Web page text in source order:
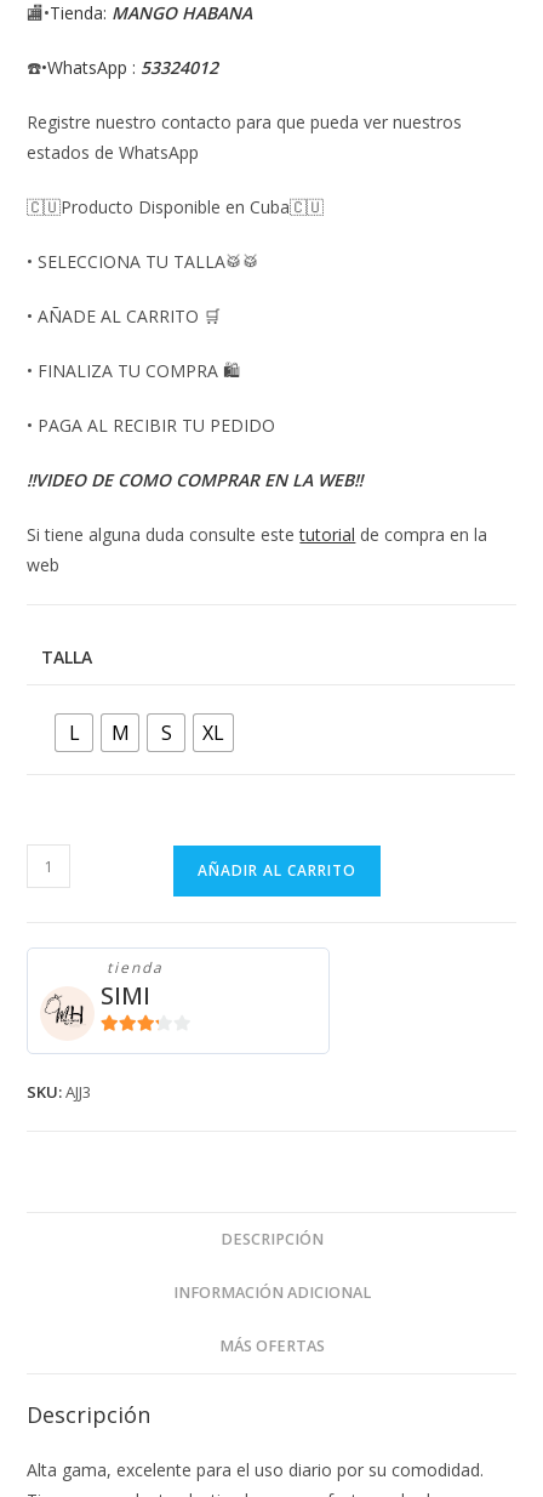
🏬•Tienda: MANGO HABANA
☎️•WhatsApp : 53324012
Registre nuestro contacto para que pueda ver nuestros
estados de WhatsApp
🇨🇺Producto Disponible en Cuba🇨🇺
• SELECCIONA TU TALLA🥁🥁
• AÑADE AL CARRITO 🛒
• FINALIZA TU COMPRA 🛍
• PAGA AL RECIBIR TU PEDIDO
‼️VIDEO DE COMO COMPRAR EN LA WEB‼️
Si tiene alguna duda consulte estetutorial de compra en la
web
TALLA
L M S XL
CONJUNTO
BLANCO
DIAMANTES
cantidad
AÑADIR AL CARRITO
tienda
SIMI
SKU:AJJ3
DESCRIPCIÓN
INFORMACIÓN ADICIONAL
MÁS OFERTAS
Descripción
Alta gama, excelente para el uso diario por su comodidad.